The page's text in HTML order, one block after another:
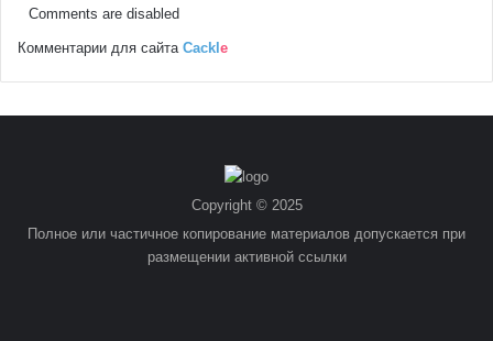
Comments are disabled
Комментарии для сайта Cackl e
Copyright © 2025
Полное или частичное копирование материалов допускается при
размещении активной ссылки